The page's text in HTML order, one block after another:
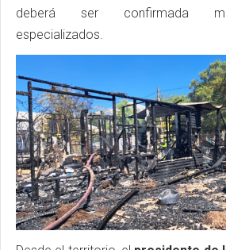
deberá ser confirmada
especializados.